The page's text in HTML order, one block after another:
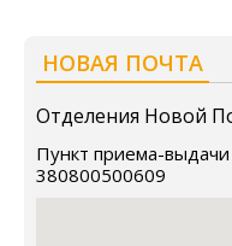
НОВАЯ ПОЧТА
Отделения Новой
Пункт приема-выдачи
380800500609